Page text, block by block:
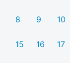
8 9 10
15 16 17